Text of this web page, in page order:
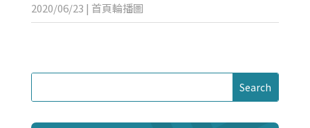
2020/06/23 | 首頁輪播圖